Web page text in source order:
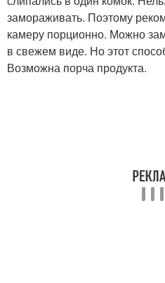
замораживать. Поэтому
камеру порционно. Можно
в свежем виде. Но этот
Возможна порча продукта.